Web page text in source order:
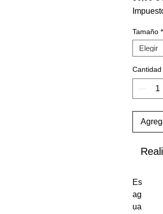
Tamaño *
Cantidad
Es
ag
ua